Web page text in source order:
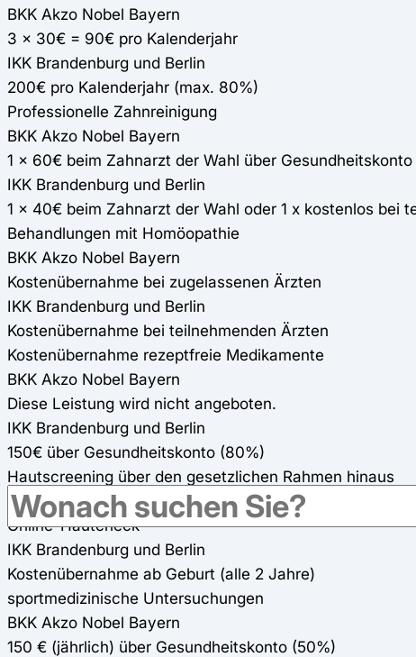
BKK Akzo Nobel Bayern
3 x 30€ = 90€ pro Kalenderjahr
IKK Brandenburg und Berlin
200€ pro Kalenderjahr (max. 80%)
Professionelle Zahnreinigung
BKK Akzo Nobel Bayern
1 x 60€ beim Zahnarzt der Wahl über
IKK Brandenburg und Berlin
1 x 40€ beim Zahnarzt der Wahl oder 1 x kostenlos bei
Behandlungen mit Homöopathie
BKK Akzo Nobel Bayern
Kostenübernahme bei zugelassenen Ärzten
IKK Brandenburg und Berlin
Kostenübernahme bei teilnehmenden Ärzten
Kostenübernahme rezeptfreie Medikamente
BKK Akzo Nobel Bayern
Diese Leistung wird nicht angeboten.
IKK Brandenburg und Berlin
150€ über Gesundheitskonto (80%)
Hautscreening über den gesetzlichen Rahmen hinaus
BKK Akzo Nobel Bayern
Online-Hautcheck
IKK Brandenburg und Berlin
Kostenübernahme ab Geburt (alle 2 Jahre)
sportmedizinische Untersuchungen
BKK Akzo Nobel Bayern
150 € (jährlich) über Gesundheitskonto (50%)